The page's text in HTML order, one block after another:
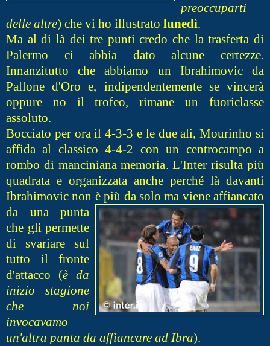
preoccuparti
delle altre) che vi ho illustrato lunedì.
Ma al di là dei tre punti credo che la trasferta di
Palermo ci abbia dato alcune certezze.
Innanzitutto che abbiamo un Ibrahimovic da
Pallone d'Oro e, indipendentemente se vincerà
oppure no il trofeo, rimane un fuoriclasse
assoluto.
Bocciato per ora il 4-3-3 e le due ali, Mourinho si
affida al classico 4-4-2 con un centrocampo a
rombo di manciniana memoria. L'Inter risulta più
quadrata e organizzata anche perché là davanti
Ibrahimovic non è più da solo ma viene affiancato
da una punta
che gli permette
di svariare sul
tutto il fronte
d'attacco (è da
inizio stagione
che noi
invocavamo
un'altra punta da affiancare ad Ibra).